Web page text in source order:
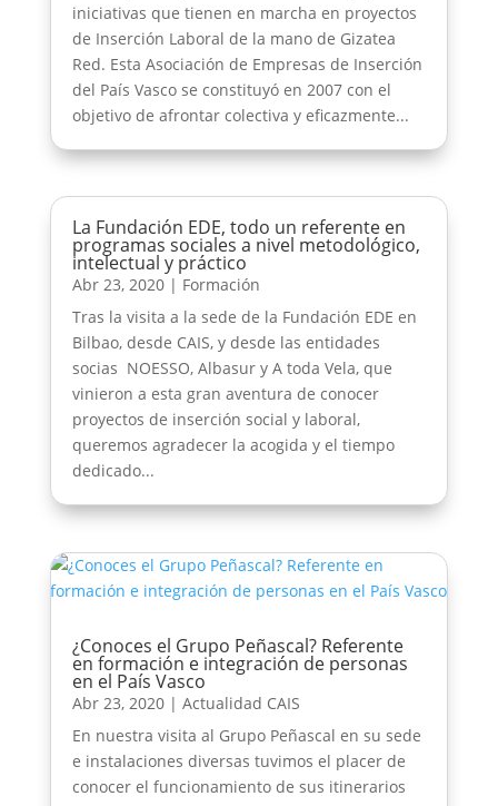
iniciativas que tienen en marcha en proyectos
de Inserción Laboral de la mano de Gizatea
Red. Esta Asociación de Empresas de Inserción
del País Vasco se constituyó en 2007 con el
objetivo de afrontar colectiva y eficazmente...
La Fundación EDE, todo un referente en
programas sociales a nivel metodológico,
intelectual y práctico
Abr 23, 2020| Formación
Tras la visita a la sede de la Fundación EDE en
Bilbao, desde CAIS, y desde las entidades
socias NOESSO, Albasur y A toda Vela, que
vinieron a esta gran aventura de conocer
proyectos de inserción social y laboral,
queremos agradecer la acogida y el tiempo
dedicado...
¿Conoces el Grupo Peñascal? Referente
en formación e integración de personas
en el País Vasco
Abr 23, 2020| Actualidad CAIS
En nuestra visita al Grupo Peñascal en su sede
e instalaciones diversas tuvimos el placer de
conocer el funcionamiento de sus itinerarios